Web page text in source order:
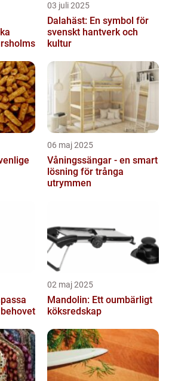
03 juli 2025
Dalahäst: En symbol för
svenskt hantverk och
kultur
06 maj 2025
Våningssängar - en smart
lösning för trånga
utrymmen
02 maj 2025
Mandolin: Ett oumbärligt
köksredskap